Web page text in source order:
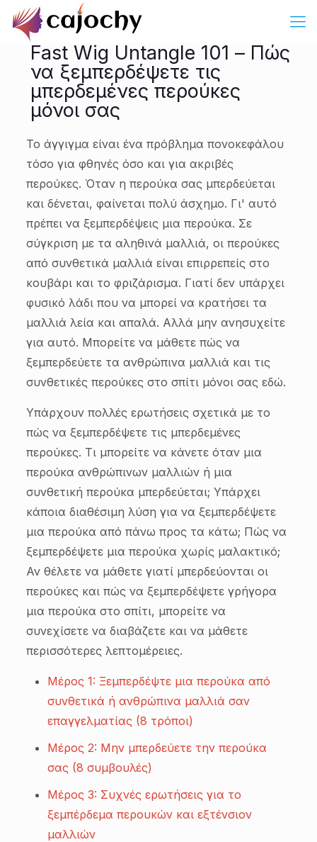
Fast Wig Untangle 101 – Πώς
να ξεμπερδέψετε τις
μπερδεμένες περούκες
μόνοι σας
Το άγγιγμα είναι ένα πρόβλημα πονοκεφάλου
τόσο για φθηνές όσο και για ακριβές
περούκες. Όταν η περούκα σας μπερδεύεται
και δένεται, φαίνεται πολύ άσχημο. Γι' αυτό
πρέπει να ξεμπερδέψεις μια περούκα. Σε
σύγκριση με τα αληθινά μαλλιά, οι περούκες
από συνθετικά μαλλιά είναι επιρρεπείς στο
κουβάρι και το φριζάρισμα. Γιατί δεν υπάρχει
φυσικό λάδι που να μπορεί να κρατήσει τα
μαλλιά λεία και απαλά. Αλλά μην ανησυχείτε
για αυτό. Μπορείτε να μάθετε πώς να
ξεμπερδεύετε τα ανθρώπινα μαλλιά και τις
συνθετικές περούκες στο σπίτι μόνοι σας εδώ.
Υπάρχουν πολλές ερωτήσεις σχετικά με το
πώς να ξεμπερδέψετε τις μπερδεμένες
περούκες. Τι μπορείτε να κάνετε όταν μια
περούκα ανθρώπινων μαλλιών ή μια
συνθετική περούκα μπερδεύεται; Υπάρχει
κάποια διαθέσιμη λύση για να ξεμπερδέψετε
μια περούκα από πάνω προς τα κάτω; Πώς να
ξεμπερδέψετε μια περούκα χωρίς μαλακτικό;
Αν θέλετε να μάθετε γιατί μπερδεύονται οι
περούκες και πώς να ξεμπερδέψετε γρήγορα
μια περούκα στο σπίτι, μπορείτε να
συνεχίσετε να διαβάζετε και να μάθετε
περισσότερες λεπτομέρειες.
Μέρος 1: Ξεμπερδέψτε μια περούκα από
συνθετικά ή ανθρώπινα μαλλιά σαν
επαγγελματίας (8 τρόποι)
Μέρος 2: Μην μπερδεύετε την περούκα
σας (8 συμβουλές)
Μέρος 3: Συχνές ερωτήσεις για το
ξεμπέρδεμα περουκών και εξτένσιον
μαλλιών